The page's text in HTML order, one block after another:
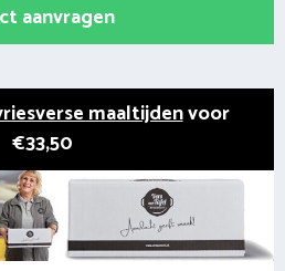
aanvragen
maaltijdenvoor
€33,50